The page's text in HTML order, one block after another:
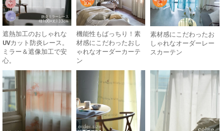
遮熱加工のおしゃれな
UVカット防炎レース。
ミラー＆遮像加工で安
心。
機能性もばっちり！素
材感にこだわったおし
ゃれなオーダーカーテ
ン
素材感にこだわったお
しゃれなオーダーレー
スカーテン